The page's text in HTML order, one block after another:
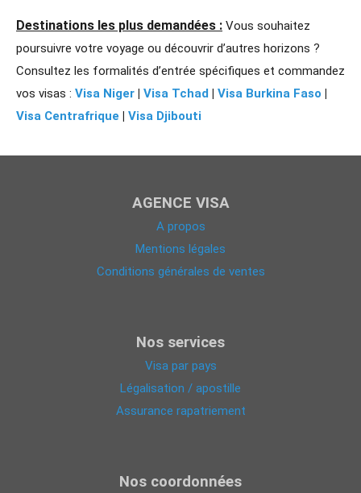
Destinations les plus demandées : Vous souhaitez
poursuivre votre voyage ou découvrir d’autres horizons ?
Consultez les formalités d’entrée spécifiques et commandez
vos visas : Visa Niger Visa Tchad Visa Burkina Faso
Visa Centrafrique
Visa Djibouti
AGENCE VISA
A propos
Mentions légales
Conditions générales de ventes
Nos services
Visa par pays
Légalisation / apostille
Assurance rapatriement
Nos coordonnées